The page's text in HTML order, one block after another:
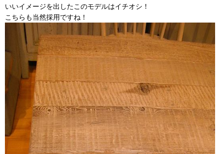
いいイメージを出したこのモデルはイチオシ！
こちらも当然採用ですね！